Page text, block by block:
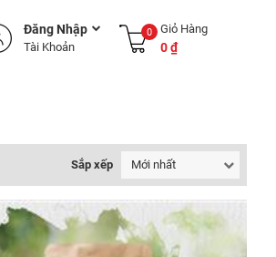
Đăng Nhập
Tài Khoản
0 Giỏ Hàng
0 ₫
Sắp xếp Mới nhất